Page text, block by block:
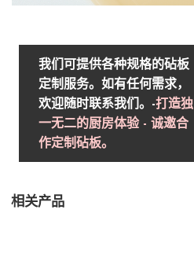
我们可提供各种规格的砧板
定制服务。如有任何需求，
欢迎随时联系我们。-打造独
一无二的厨房体验 - 诚邀合
作定制砧板。
相关产品